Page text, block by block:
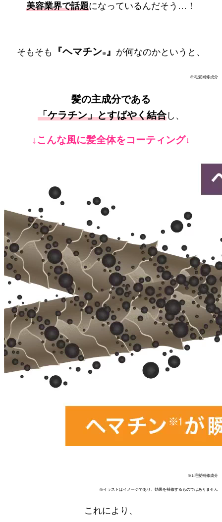
美容業界で話題になっているんだそう…！
そもそも 『ヘマチン ※ 』 が何なのかというと、
※:毛髪補修成分
髪の主成分である
「ケラチン」とすばやく結合 し、
↓こんな風に髪全体をコーティング↓
※1:毛髪補修成分
※イラストはイメージであり、効果を補修するものではありません
これにより、